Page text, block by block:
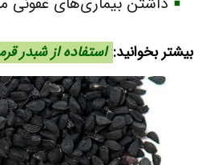
بیشتر بخوانید: استفاده از شبدر